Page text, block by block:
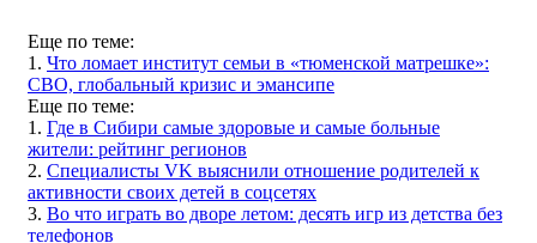
Еще по теме:
1. Что ломает институт семьи в «тюменской матрешке»:
СВО, глобальный кризис и эмансипе
Еще по теме:
1. Где в Сибири самые здоровые и самые больные
жители: рейтинг регионов
2. Специалисты VK выяснили отношение родителей к
активности своих детей в соцсетях
3. Во что играть во дворе летом: десять игр из детства без
телефонов